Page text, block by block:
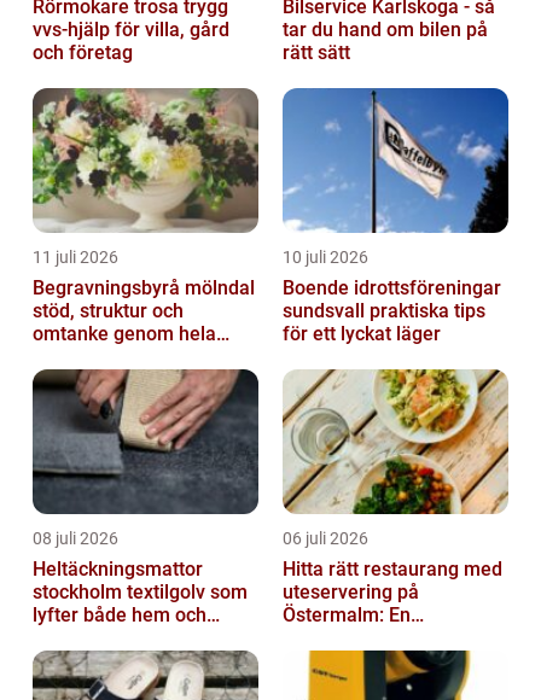
Rörmokare trosa trygg
vvs-hjälp för villa, gård
och företag
Bilservice Karlskoga - så
tar du hand om bilen på
rätt sätt
11 juli 2026
Begravningsbyrå mölndal
stöd, struktur och
omtanke genom hela
10 juli 2026
Boende idrottsföreningar
sundsvall praktiska tips
för ett lyckat läger
08 juli 2026
Heltäckningsmattor
stockholm textilgolv som
lyfter både hem och
06 juli 2026
Hitta rätt restaurang med
uteservering på
Östermalm: En
i solen